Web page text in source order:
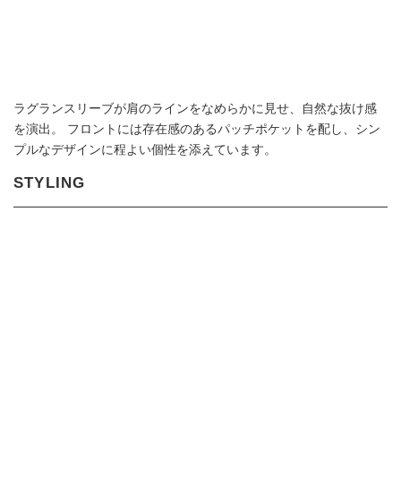
ラグランスリーブが肩のラインをなめらかに見せ、自然な抜け感
を演出。 フロントには存在感のあるパッチポケットを配し、シン
プルなデザインに程よい個性を添えています。
STYLING